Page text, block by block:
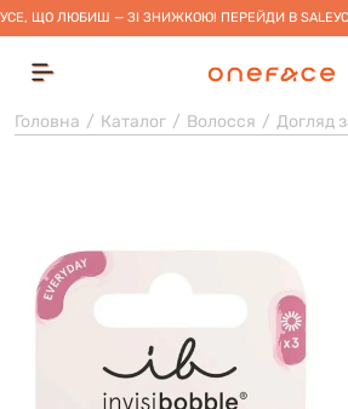
УСЕ, ЩО ЛЮБИШ — ЗІ ЗНИЖКОЮ! ПЕРЕЙДИ В SALE
Головна Каталог Волосся Догляд